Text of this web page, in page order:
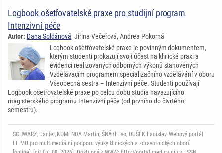
Logbook ošetřovatelské praxe pro studijní program
Intenzivní péče
Autor: Dana Soldánová, Jiřina Večeřová, Andrea Pokorná
Logbook ošetřovatelské praxe je povinným dokumentem,
kterým studenti prokazují svoji účast na klinické praxi a
evidenci realizovaných odborných výkonů stanovených
Vzdělávacím programem specializačního vzdělávání v oboru
Všeobecná sestra – Intenzivní péče. Studenti používají
Logbook ošetřovatelské praxe po celou dobu studia navazujícího
magisterského programu Intenzivní péče (od prvního do čtvrtého
semestru).
SCHWARZ, Daniel, KOMENDA Martin, ŠNÁBL Ivo, DUŠEK Ladislav. Webový portál
LF MU pro multimediální podporu výuky klinických a zdravotnických oborů